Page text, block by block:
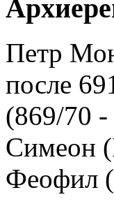
Петр
после
(869/70
Симеон
Феофил